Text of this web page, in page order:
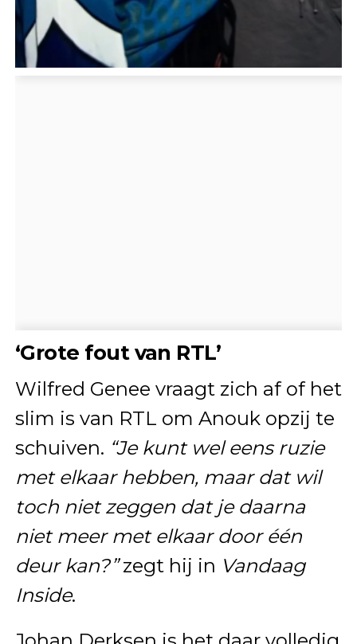
‘Grote fout van RTL’
Wilfred Genee vraagt zich af of het
slim is van RTL om Anouk opzij te
schuiven. “Je kunt wel eens ruzie
met elkaar hebben, maar dat wil
toch niet zeggen dat je daarna
niet meer met elkaar door één
deur kan?”zegt hij in Vandaag
Inside.